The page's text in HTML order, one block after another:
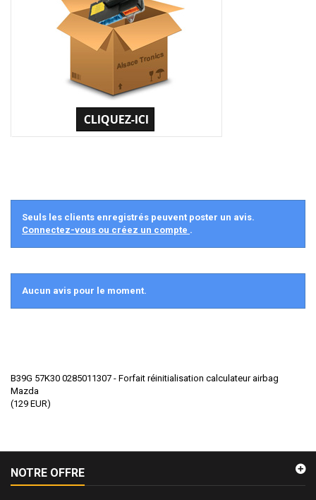
Seuls les clients enregistrés peuvent poster un avis.
Connectez-vous ou créez un compte .
Aucun avis pour le moment.
B39G 57K30 0285011307 - Forfait réinitialisation calculateur airbag
Mazda
(129 EUR)
NOTRE OFFRE